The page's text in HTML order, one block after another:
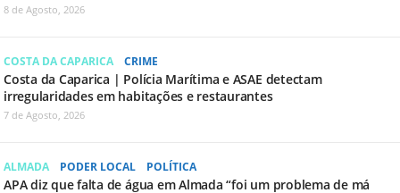
8 de Agosto, 2026
COSTA DA CAPARICA CRIME
Costa da Caparica | Polícia Marítima e ASAE detectam
irregularidades em habitações e restaurantes
7 de Agosto, 2026
ALMADA PODER LOCAL POLÍTICA
APA diz que falta de água em Almada “foi um problema de má